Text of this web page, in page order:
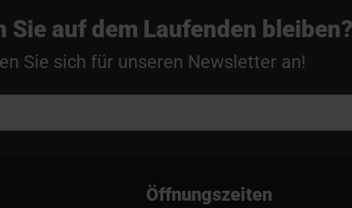
Sie auf dem Laufenden bleiben?
Sie sich für unseren Newsletter an!
Öffnungszeiten